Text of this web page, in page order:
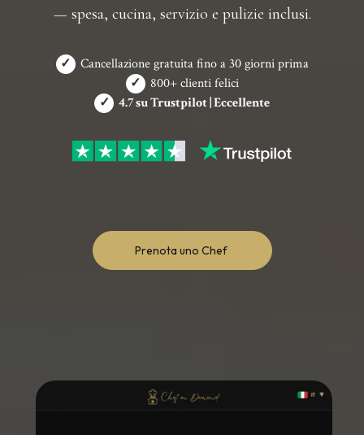
— spesa, cucina, servizio e pulizie inclusi.
✓
Cancellazione gratuita fino a 30 giorni prima
✓
800+ clienti felici
✓ 4.7 su Trustpilot | Eccellente
Prenota uno Chef